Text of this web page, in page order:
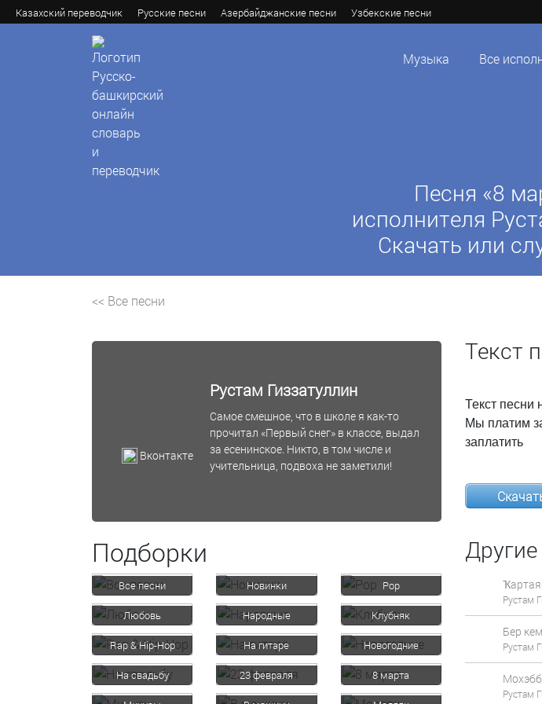
Казахский переводчик Русские песни Азербайджанские песни Узбекские песни
Музыка Все
Песня «8
исполнителя
Скачать или
<< Все песни
Текст
Текст песни
Мы платим
заплатить
Рустам
Бер
Рустам
Рустам
Рустам Гиззатуллин
Самое смешное, что в школе я как-то
прочитал «Первый снег» в классе, выдал
за есенинское. Никто, в том числе и
учительница, подвоха не заметили!
Вконтакте
Подборки
Все песни Новинки Pop
Любовь Народные Клубняк
Rap & Hip-Hop На гитаре Новогодние
На свадьбу 23 февраля 8 марта